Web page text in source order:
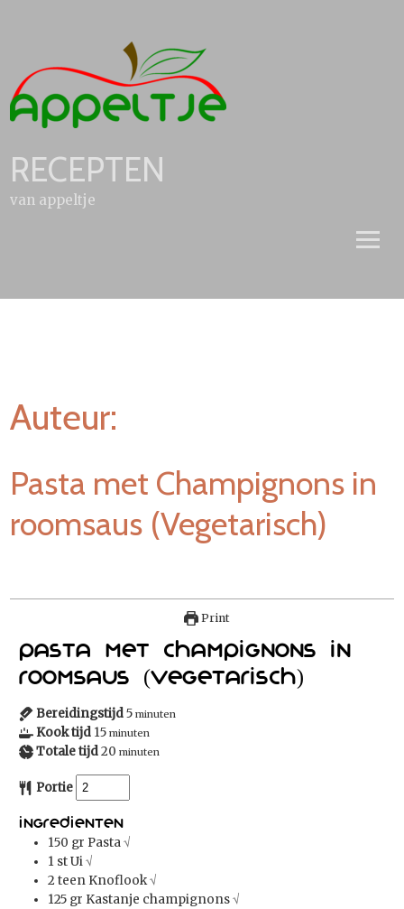
RECEPTEN
van appeltje
Auteur:
Pasta met Champignons in
roomsaus (Vegetarisch)
Print
Pasta met Champignons in
roomsaus (Vegetarisch)
Bereidingstijd5 minuten
Kook tijd 15 minuten
Totale tijd20 minuten
Portie
Ingredienten
150 gr Pasta√
1 stUi√
2 teen Knoflook√
125 gr Kastanje champignons√